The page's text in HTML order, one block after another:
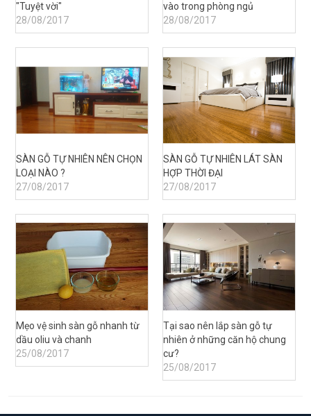
"Tuyệt vời"
28/08/2017
vào trong phòng ngủ
28/08/2017
SÀN GỖ TỰ NHIÊN NÊN CHỌN
LOẠI NÀO ?
27/08/2017
SÀN GỖ TỰ NHIÊN LÁT SÀN
HỢP THỜI ĐẠI
27/08/2017
Mẹo vệ sinh sàn gỗ nhanh từ
dầu oliu và chanh
25/08/2017
Tại sao nên lắp sàn gỗ tự
nhiên ở những căn hộ chung
cư?
25/08/2017